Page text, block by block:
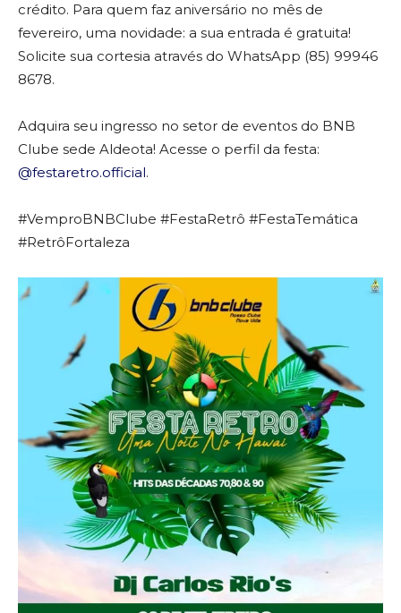
crédito. Para quem faz aniversário no mês de
fevereiro, uma novidade: a sua entrada é gratuita!
Solicite sua cortesia através do WhatsApp (85) 99946
8678.
Adquira seu ingresso no setor de eventos do BNB
Clube sede Aldeota! Acesse o perfil da festa:
@festaretro.official⁣.
#VemproBNBClube #FestaRetrô #FestaTemática
#RetrôFortaleza